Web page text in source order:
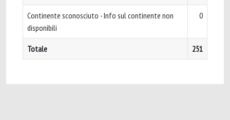
Continente sconosciuto - Info sul continente non
disponibili
0
Totale 251